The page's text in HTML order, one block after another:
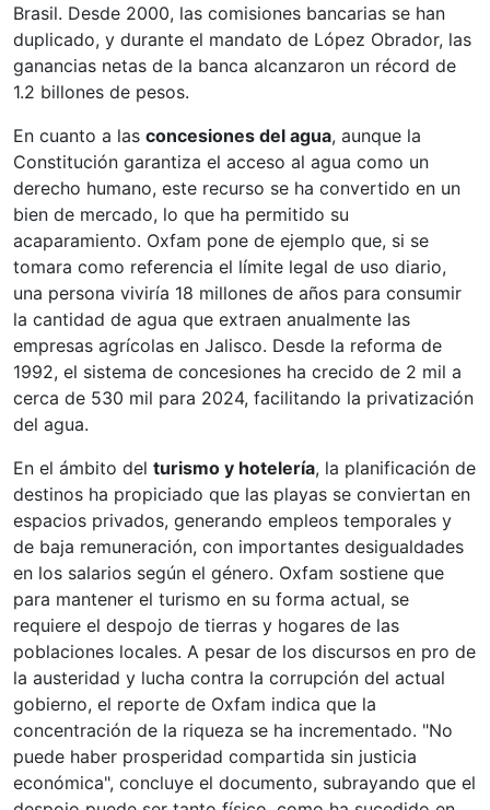
Brasil. Desde 2000, las comisiones bancarias se han
duplicado, y durante el mandato de López Obrador, las
ganancias netas de la banca alcanzaron un récord de
1.2 billones de pesos.
En cuanto a las concesiones del agua, aunque la
Constitución garantiza el acceso al agua como un
derecho humano, este recurso se ha convertido en un
bien de mercado, lo que ha permitido su
acaparamiento. Oxfam pone de ejemplo que, si se
tomara como referencia el límite legal de uso diario,
una persona viviría 18 millones de años para consumir
la cantidad de agua que extraen anualmente las
empresas agrícolas en Jalisco. Desde la reforma de
1992, el sistema de concesiones ha crecido de 2 mil a
cerca de 530 mil para 2024, facilitando la privatización
del agua.
En el ámbito del turismo y hotelería, la planificación de
destinos ha propiciado que las playas se conviertan en
espacios privados, generando empleos temporales y
de baja remuneración, con importantes desigualdades
en los salarios según el género. Oxfam sostiene que
para mantener el turismo en su forma actual, se
requiere el despojo de tierras y hogares de las
poblaciones locales. A pesar de los discursos en pro de
la austeridad y lucha contra la corrupción del actual
gobierno, el reporte de Oxfam indica que la
concentración de la riqueza se ha incrementado. "No
puede haber prosperidad compartida sin justicia
económica", concluye el documento, subrayando que el